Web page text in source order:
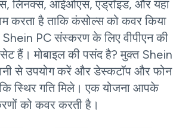
लिनक्स, आईओएस, एंड्रॉइड, और यहां
करता है ताकि कंसोल्स को कवर किया
PC संस्करण के लिए वीपीएन की
हैं। मोबाइल की पसंद है? मुक्त Shein
से उपयोग करें और डेस्कटॉप और फोन
स्थिर गति मिले। एक योजना आपके
को कवर करती है।